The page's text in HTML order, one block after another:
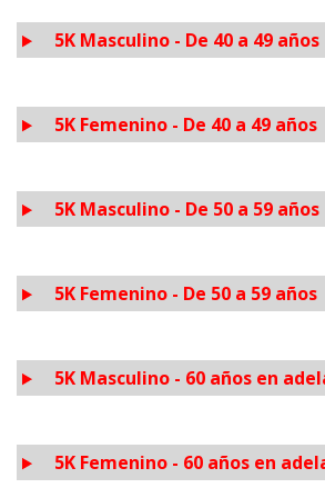
5K Masculino - De 40 a 49 años
5K Femenino - De 40 a 49 años
5K Masculino - De 50 a 59 años
5K Femenino - De 50 a 59 años
5K Masculino - 60 años en
5K Femenino - 60 años en